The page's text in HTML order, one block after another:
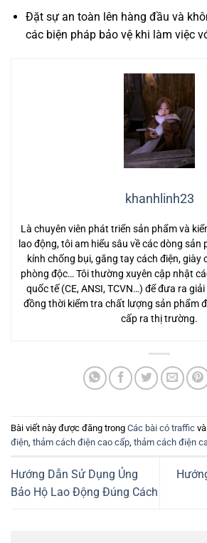
Đặt sự an toàn lên hàng đầu và
các biện pháp bảo vệ khi làm việc
khanhlinh23
Là chuyên viên phát triển sản phẩm và
lao động, tôi am hiểu sâu về các dòng sản
kính chống bụi, găng tay cách điện,
phòng độc… Tôi thường xuyên cập nhật
quốc tế (CE, ANSI, TCVN…) để đưa ra
đồng thời kiểm tra chất lượng sản phẩm
cấp ra thị trường.
Bài viết này được đăng trong Các bài có traffic
điện, thảm cách điện cao cấp, thảm cách điện
Hướng Dẫn Sử Dụng Ủng
Bảo Hộ Lao Động Đúng Cách